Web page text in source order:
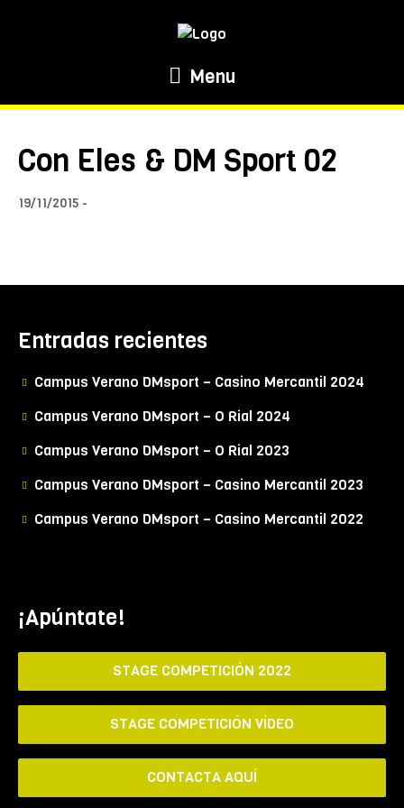
Menu
Con Eles & DM Sport 02
19/11/2015
Entradas recientes
Campus Verano DMsport – Casino Mercantil 2024
Campus Verano DMsport – O Rial 2024
Campus Verano DMsport – O Rial 2023
Campus Verano DMsport – Casino Mercantil 2023
Campus Verano DMsport – Casino Mercantil 2022
¡Apúntate!
STAGE COMPETICIÓN 2022
STAGE COMPETICIÓN VÍDEO
CONTACTA AQUÍ